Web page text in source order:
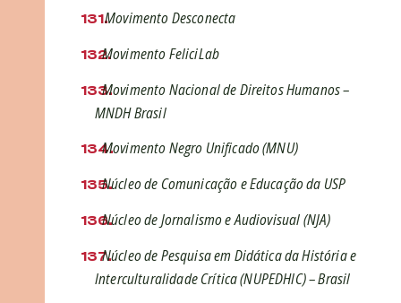
Movimento Desconecta
Movimento FeliciLab
Movimento Nacional de Direitos Humanos –
MNDH Brasil
Movimento Negro Unificado (MNU)
Núcleo de Comunicação e Educação da USP
Núcleo de Jornalismo e Audiovisual (NJA)
Núcleo de Pesquisa em Didática da História e
Interculturalidade Crítica (NUPEDHIC) – Brasil